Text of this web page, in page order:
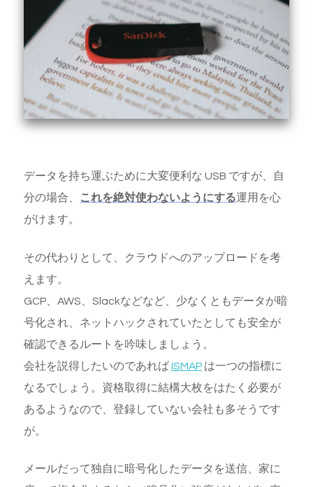
データを持ち運ぶために大変便利な USB ですが、自
分の場合、
これを絶対使わないようにする運用を心
がけます。
その代わりとして、クラウドへのアップロードを考
えます。
GCP、AWS、Slackなどなど、少なくともデータが暗
号化され、ネットハックされていたとしても安全が
確認できるルートを吟味しましょう。
会社を説得したいのであればISMAP は一つの指標に
なるでしょう。資格取得に結構大枚をはたく必要が
あるようなので、登録していない会社も多そうです
が。
メールだって独自に暗号化したデータを送信、家に